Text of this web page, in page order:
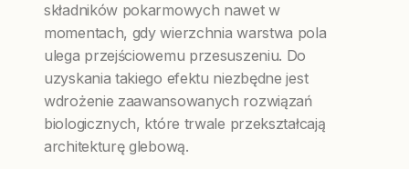
składników pokarmowych nawet w
momentach, gdy wierzchnia warstwa pola
ulega przejściowemu przesuszeniu. Do
uzyskania takiego efektu niezbędne jest
wdrożenie zaawansowanych rozwiązań
biologicznych, które trwale przekształcają
architekturę glebową.